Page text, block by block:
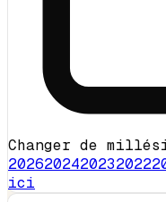
Changer de
2026202420232022
ici